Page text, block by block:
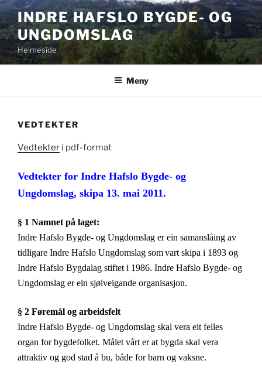
Gå
til
innhold
INDRE HAFSLO BYGDE- OG
UNGDOMSLAG
Heimeside
Meny
VEDTEKTER
Vedtekter i pdf-format
Vedtekter for Indre Hafslo Bygde- og
Ungdomslag, skipa 13. mai 2011.
§ 1 Namnet på laget:
Indre Hafslo Bygde- og Ungdomslag er ein samanslåing av
tidligare Indre Hafslo Ungdomslag somvart skipa i 1893 og
Indre Hafslo Bygdalag stiftet i 1986. Indre Hafslo Bygde- og
Ungdomslag er ein sjølveigande organisasjon.
§ 2 Føremål og arbeidsfelt
Indre Hafslo Bygde- og Ungdomslag skal vera eit felles
organ for bygdefolket. Målet vårt er at bygda skal vera
attraktiv og god stad å bu, både for barn og vaksne.